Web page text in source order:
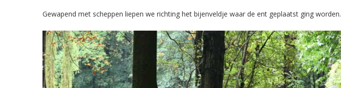
Gewapend met scheppen liepen we richting het bijenveldje waar de ent geplaatst ging worden.